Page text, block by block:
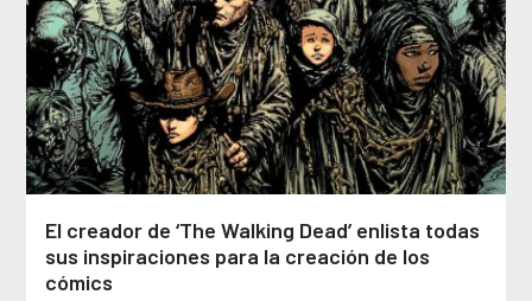
El creador de ‘The Walking Dead’ enlista todas
sus inspiraciones para la creación de los
cómics